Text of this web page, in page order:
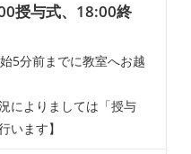
授与式、18:00終
5分前までに教室へお越
によりましては「授与
います】